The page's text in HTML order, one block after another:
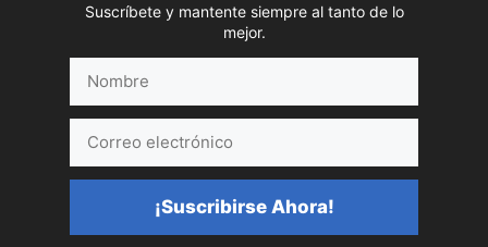
Suscríbete y mantente siempre al tanto de lo
mejor.
electrónico
¡Suscribirse Ahora!